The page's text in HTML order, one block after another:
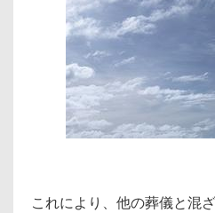
これにより、他の葬儀と混